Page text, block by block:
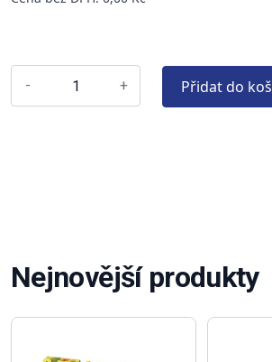
- + Přidat do
Nejnovější produkty